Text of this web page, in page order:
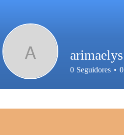
A arimaelys
0 Seguidores 0